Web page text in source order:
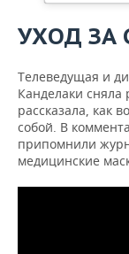
УХОД ЗА
Телеведущая и
Канделаки
рассказала, как
собой. В
припомнили
медицинские